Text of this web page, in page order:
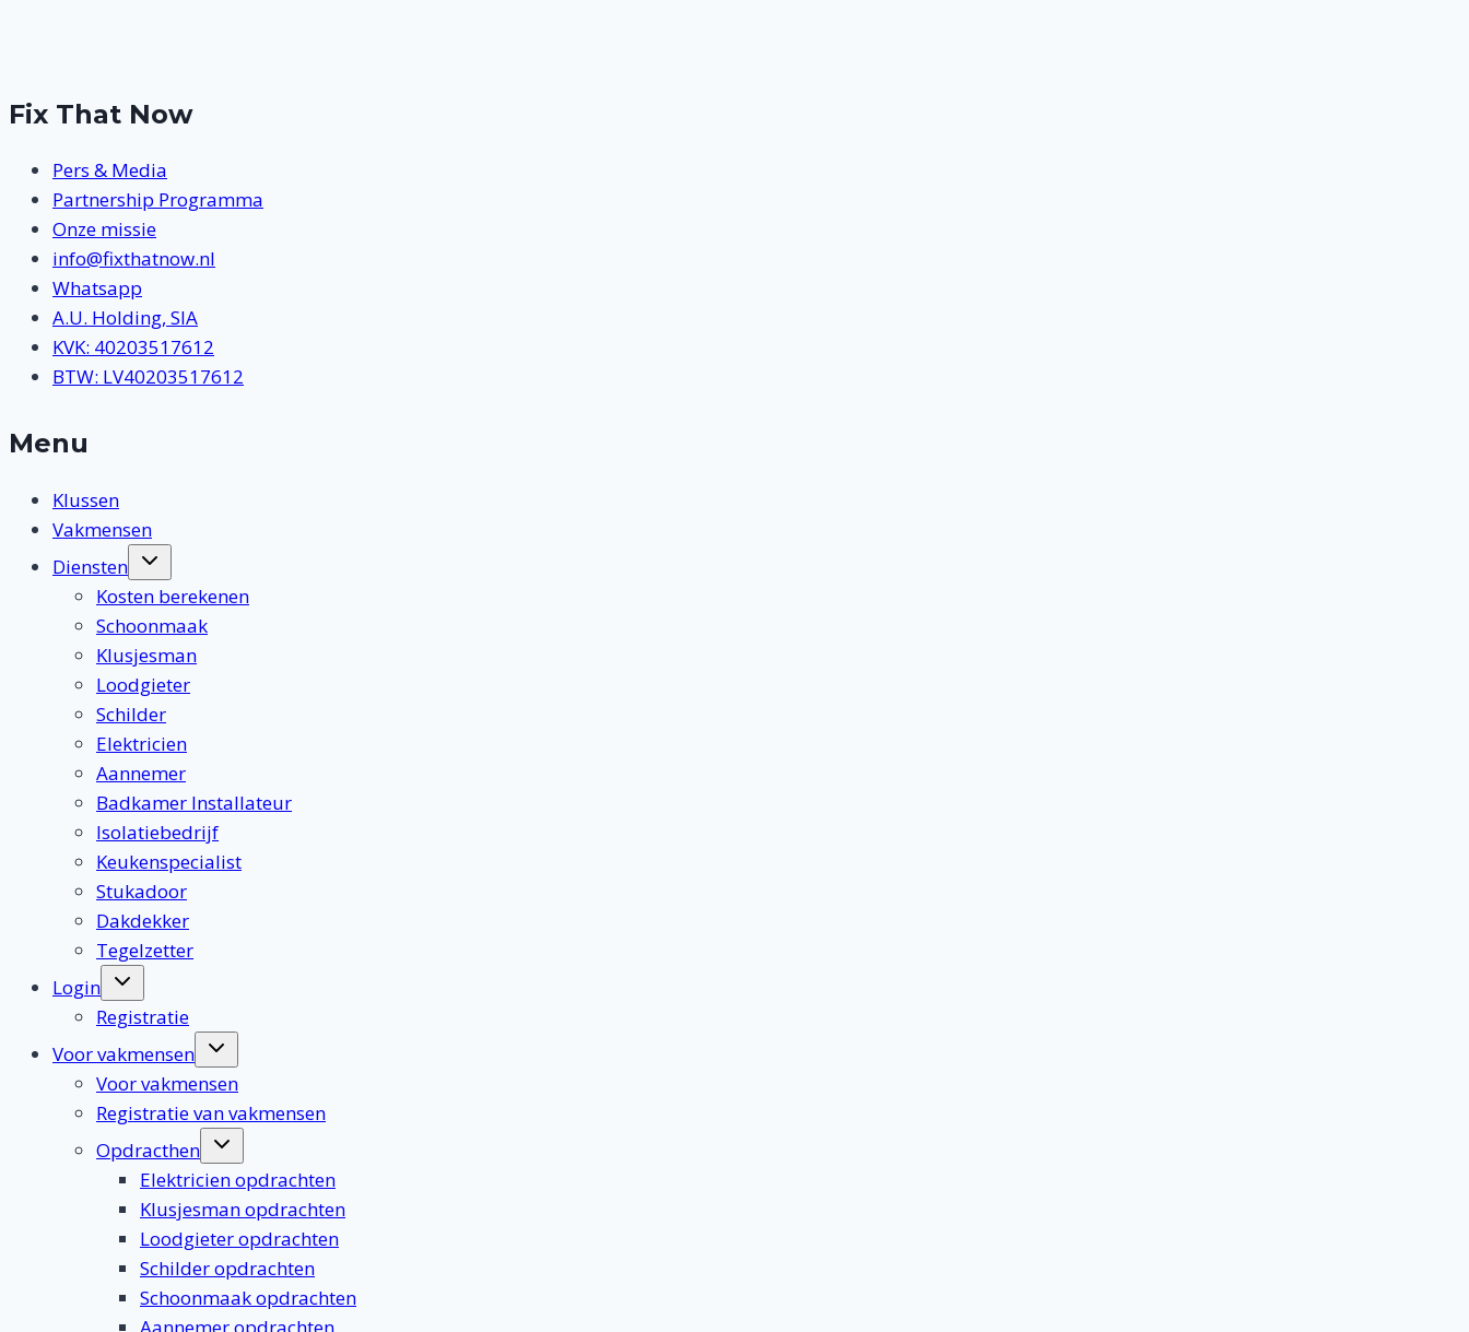
Fix That Now
Pers & Media
Partnership Programma
Onze missie
info@fixthatnow.nl
Whatsapp
A.U. Holding, SIA
KVK: 40203517612
BTW: LV40203517612
Menu
Klussen
Vakmensen
Diensten
Toggle
Kosten berekenen
Schoonmaak
Klusjesman
Loodgieter
Schilder
Elektricien
Aannemer
Badkamer Installateur
Isolatiebedrijf
Keukenspecialist
Stukadoor
Dakdekker
Tegelzetter
Login
Toggle
Registratie
Voor vakmensen
Toggle
Voor vakmensen
Registratie van vakmensen
Opdracthen
Toggle
Elektricien opdrachten
Klusjesman opdrachten
Loodgieter opdrachten
Schilder opdrachten
Schoonmaak opdrachten